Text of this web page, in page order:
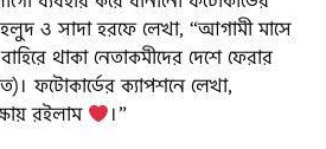
ও সাদা হরফে লেখা, “আগামী মাসে
থাকা নেতাকমীদের দেশে ফেরার
ফটোকার্ডের ক্যাপশনে লেখা,
রইলাম
।”